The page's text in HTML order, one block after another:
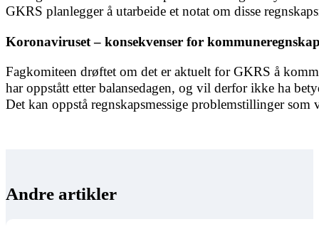
GKRS planlegger å utarbeide et notat om disse
Koronaviruset – konsekvenser for
Fagkomiteen drøftet om det er aktuelt for GKRS å
har oppstått etter balansedagen, og vil derfor ikke ha
Det kan oppstå regnskapsmessige problemstillinger
Andre artikler